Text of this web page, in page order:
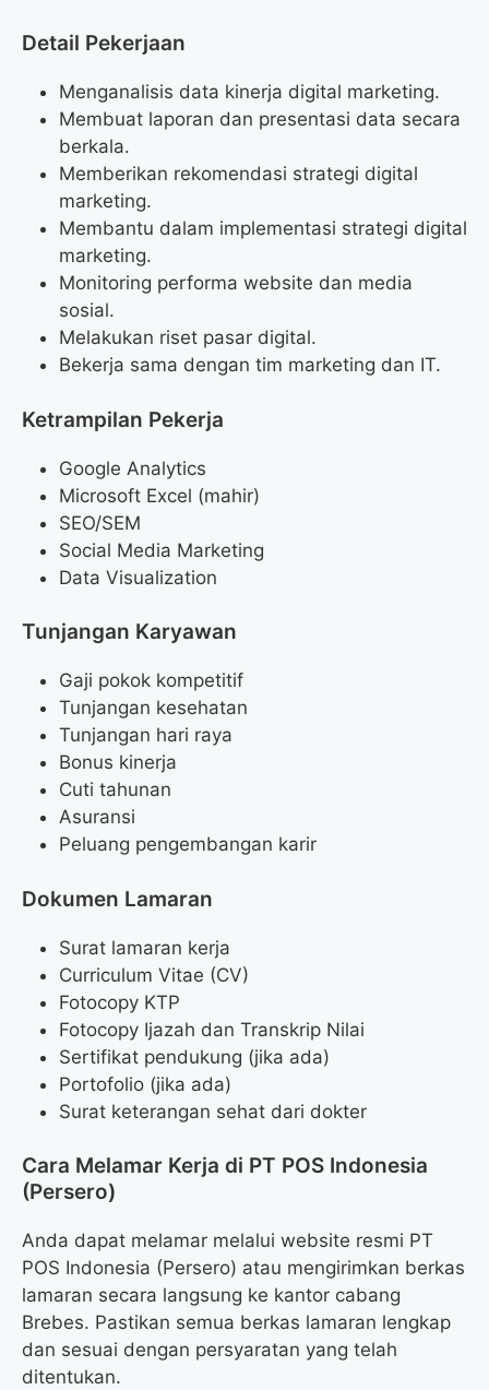
Detail Pekerjaan
Menganalisis data kinerja digital marketing.
Membuat laporan dan presentasi data secara
berkala.
Memberikan rekomendasi strategi digital
marketing.
Membantu dalam implementasi strategi digital
marketing.
Monitoring performa website dan media
sosial.
Melakukan riset pasar digital.
Bekerja sama dengan tim marketing dan IT.
Ketrampilan Pekerja
Google Analytics
Microsoft Excel (mahir)
SEO/SEM
Social Media Marketing
Data Visualization
Tunjangan Karyawan
Gaji pokok kompetitif
Tunjangan kesehatan
Tunjangan hari raya
Bonus kinerja
Cuti tahunan
Asuransi
Peluang pengembangan karir
Dokumen Lamaran
Surat lamaran kerja
Curriculum Vitae (CV)
Fotocopy KTP
Fotocopy Ijazah dan Transkrip Nilai
Sertifikat pendukung (jika ada)
Portofolio (jika ada)
Surat keterangan sehat dari dokter
Cara Melamar Kerja di PT POS Indonesia
(Persero)
Anda dapat melamar melalui website resmi PT
POS Indonesia (Persero) atau mengirimkan berkas
lamaran secara langsung ke kantor cabang
Brebes. Pastikan semua berkas lamaran lengkap
dan sesuai dengan persyaratan yang telah
ditentukan.